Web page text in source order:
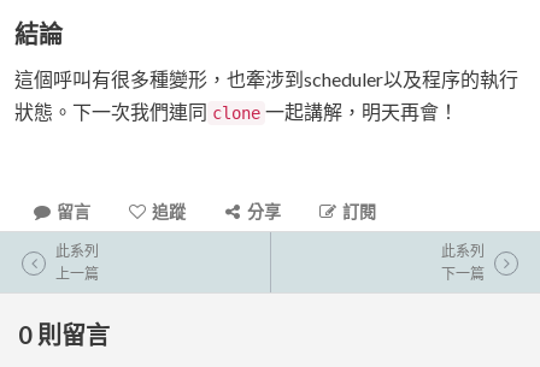
結論
這個呼叫有很多種變形，也牽涉到scheduler以及程序的執行
狀態。下一次我們連同 clone 一起講解，明天再會！
留言 追蹤 分享 訂閱
此系列
上一篇
此系列
下一篇
0 則留言